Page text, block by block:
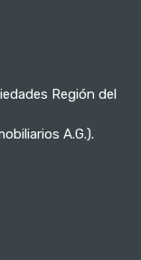
Región del
A.G.).